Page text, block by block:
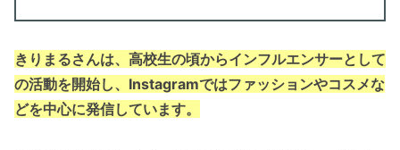
きりまるさんは、高校生の頃からインフルエンサーとして
の活動を開始し、Instagramではファッションやコスメな
どを中心に発信しています。